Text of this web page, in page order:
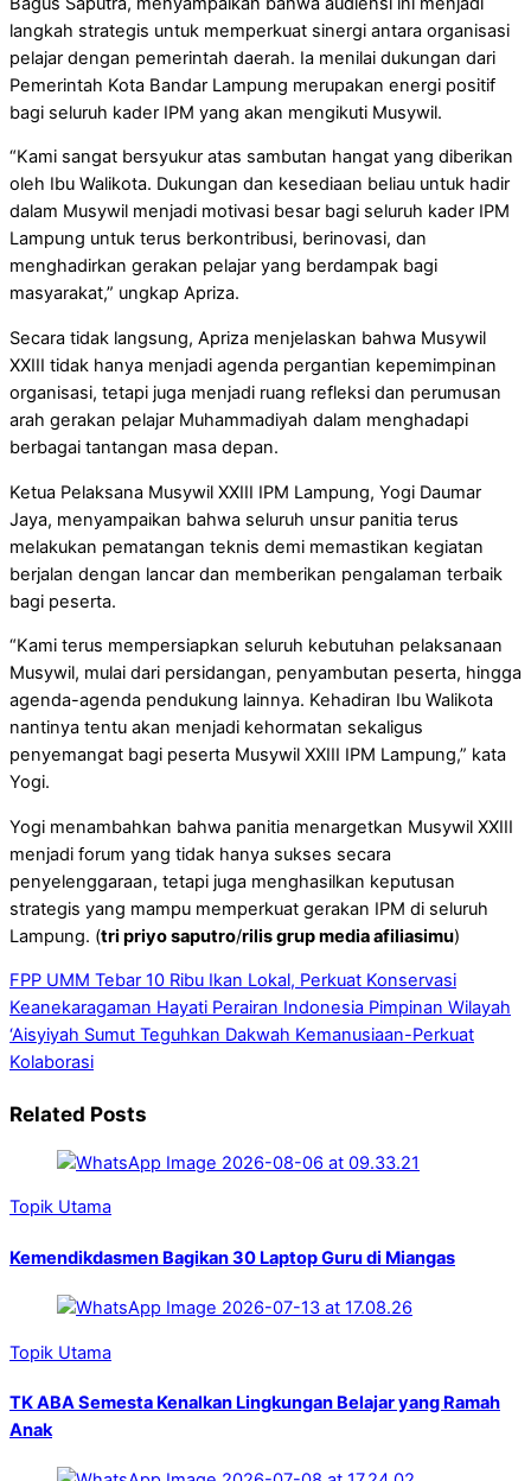
langkah strategis untuk memperkuat sinergi antara organisasi
pelajar dengan pemerintah daerah. Ia menilai dukungan dari
Pemerintah Kota Bandar Lampung merupakan energi positif
bagi seluruh kader IPM yang akan mengikuti Musywil.
“Kami sangat bersyukur atas sambutan hangat yang diberikan
oleh Ibu Walikota. Dukungan dan kesediaan beliau untuk hadir
dalam Musywil menjadi motivasi besar bagi seluruh kader IPM
Lampung untuk terus berkontribusi, berinovasi, dan
menghadirkan gerakan pelajar yang berdampak bagi
masyarakat,” ungkap Apriza.
Secara tidak langsung, Apriza menjelaskan bahwa Musywil
XXIII tidak hanya menjadi agenda pergantian kepemimpinan
organisasi, tetapi juga menjadi ruang refleksi dan perumusan
arah gerakan pelajar Muhammadiyah dalam menghadapi
berbagai tantangan masa depan.
Ketua Pelaksana Musywil XXIII IPM Lampung, Yogi Daumar
Jaya, menyampaikan bahwa seluruh unsur panitia terus
melakukan pematangan teknis demi memastikan kegiatan
berjalan dengan lancar dan memberikan pengalaman terbaik
bagi peserta.
“Kami terus mempersiapkan seluruh kebutuhan pelaksanaan
Musywil, mulai dari persidangan, penyambutan peserta, hingga
agenda-agenda pendukung lainnya. Kehadiran Ibu Walikota
nantinya tentu akan menjadi kehormatan sekaligus
penyemangat bagi peserta Musywil XXIII IPM Lampung,” kata
Yogi.
Yogi menambahkan bahwa panitia menargetkan Musywil XXIII
menjadi forum yang tidak hanya sukses secara
penyelenggaraan, tetapi juga menghasilkan keputusan
strategis yang mampu memperkuat gerakan IPM di seluruh
Lampung. (tri priyo saputro/rilis grup media afiliasimu)
FPP UMM Tebar 10 Ribu Ikan Lokal, Perkuat Konservasi
Keanekaragaman Hayati Perairan Indonesia Pimpinan Wilayah
‘Aisyiyah Sumut Teguhkan Dakwah Kemanusiaan-Perkuat
Kolaborasi
Related Posts
Topik Utama
Kemendikdasmen Bagikan 30 Laptop Guru di Miangas
Topik Utama
TK ABA Semesta Kenalkan Lingkungan Belajar yang Ramah
Anak